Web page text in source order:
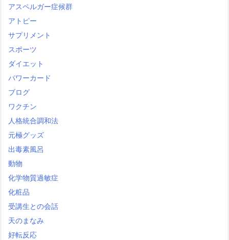
アスペルガー症候群
アトピー
サプリメント
スポーツ
ダイエット
パワーカード
ブログ
ワクチン
人格統合調和法
元極グッズ
出毒素風呂
動物
化学物質過敏症
化粧品
受講生との会話
天のまなみ
好転反応